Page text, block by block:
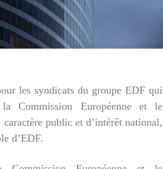
les syndicats du groupe EDF qui
la Commission Européenne et le
public et d’intérêt national,
d’EDF.